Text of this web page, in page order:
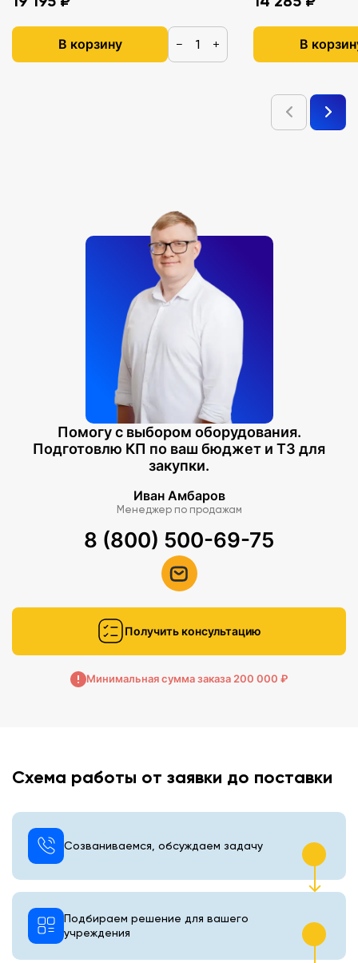
В корзину − + В
Помогу с выбором оборудования.
Подготовлю КП по ваш бюджет и ТЗ для
закупки.
Иван Амбаров
Менеджер по продажам
8 (800) 500-69-75
Получить консультацию
Минимальная сумма заказа 200 000 ₽
Схема работы от заявки до поставки
Созваниваемся, обсуждаем задачу
Подбираем решение для вашего
учреждения